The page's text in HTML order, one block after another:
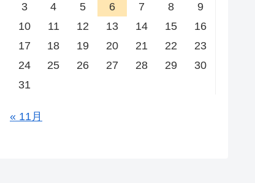
3
4 5 6 7 8
9
10
11 12 13 14 15
16
17
18 19 20 21 22
23
24
25 26 27 28 29
30
31
« 11月